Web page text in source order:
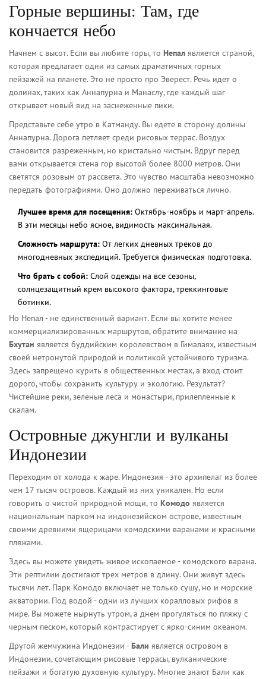
Горные вершины: Там, где
кончается небо
Начнем с высот. Если вы любите горы, то Непал является страной,
которая предлагает одни из самых драматичных горных
пейзажей на планете. Это не просто про Эверест. Речь идет о
долинах, таких как Аннапурна и Манаслу, где каждый шаг
открывает новый вид на заснеженные пики.
Представьте себе утро в Катманду. Вы едете в сторону долины
Аннапурна. Дорога петляет среди рисовых террас. Воздух
становится разреженным, но кристально чистым. Вдруг перед
вами открывается стена гор высотой более 8000 метров. Они
светятся розовым от рассвета. Это чувство масштаба невозможно
передать фотографиями. Оно должно переживаться лично.
Лучшее время для посещения: Октябрь-ноябрь и март-апрель.
В эти месяцы небо ясное, видимость максимальная.
Сложность маршрута: От легких дневных треков до
многодневных экспедиций. Требуется физическая подготовка.
Что брать с собой: Слой одежды на все сезоны,
солнцезащитный крем высокого фактора, треккинговые
ботинки.
Но Непал - не единственный вариант. Если вы хотите менее
коммерциализированных маршрутов, обратите внимание на
Бхутан является буддийским королевством в Гималаях, известным
своей нетронутой природой и политикой устойчивого туризма.
Здесь запрещено курить в общественных местах, а вход стоит
дорого, чтобы сохранить культуру и экологию. Результат?
Чистейшие реки, зеленые леса и монастыри, прилепленные к
скалам.
Островные джунгли и вулканы
Индонезии
Переходим от холода к жаре. Индонезия - это архипелаг из более
чем 17 тысяч островов. Каждый из них уникален. Но если
говорить о чистой природной мощи, то Комодо является
национальным парком на индонезийском острове, известным
своими древними ящерицами комодскими варанами и красными
пляжами.
Здесь вы можете увидеть живое ископаемое - комодского варана.
Эти рептилии достигают трех метров в длину. Они живут здесь
тысячи лет. Парк Комодо включает не только сушу, но и морские
акватории. Под водой - одни из лучших коралловых рифов в
мире. Вы можете нырнуть утром, а днем прогуляться по пляжу с
черным песком, который контрастирует с ярко-синим океаном.
Другой жемчужина Индонезии -Бали является островом в
Индонезии, сочетающим рисовые террасы, вулканические
пейзажи и богатую духовную культуру. Многие знают Бали как